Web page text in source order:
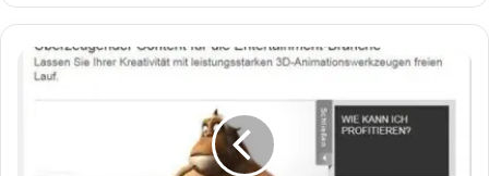
"Was
ist
besser